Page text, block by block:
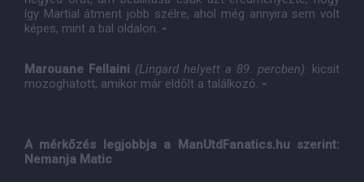
így Martial átment jobb szélre, ahol még annyira sem volt
képes, mint a bal oldalon. -
Marouane Fellaini (Lingard helyett a 89. percben): kicsit
mozoghatott, amikor már eldőlt a találkozó. -
A mérkőzés legjobbja a ManUtdFanatics.hu szerint:
Nemanja Matic